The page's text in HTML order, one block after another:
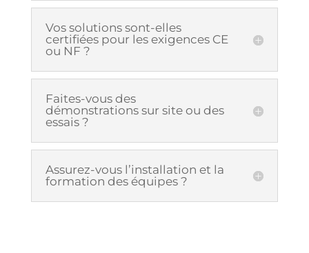
Vos solutions sont-elles
certifiées pour les exigences CE
ou NF ?
Faites-vous des
démonstrations sur site ou des
essais ?
Assurez-vous l’installation et la
formation des équipes ?